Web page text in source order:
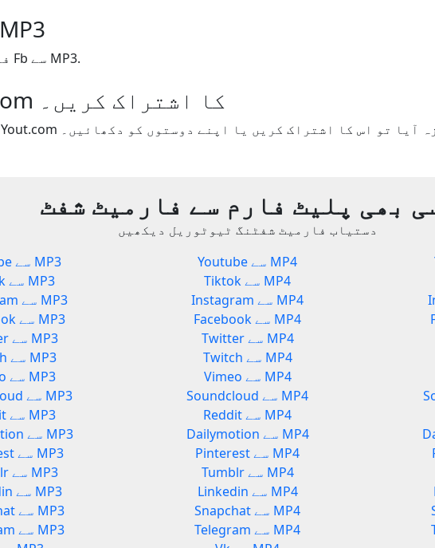
Fb سے MP3
فارمیٹ شفٹ Fb سے MP3.
Yout.com کا اشتراک کریں۔
بھی پلیٹ فارم سے فارمیٹ شفٹ
دستیاب فارمیٹ شفٹنگ ٹیوٹوریل دیکھیں
Youtube سے MP3
Tiktok سے MP3
Instagram سے MP3
Facebook سے MP3
Twitter سے MP3
Twitch سے MP3
Vimeo سے MP3
Soundcloud سے MP3
Reddit سے MP3
Dailymotion سے MP3
Pinterest سے MP3
Tumblr سے MP3
Linkedin سے MP3
Snapchat سے MP3
Telegram سے MP3
Youtube سے MP4
Tiktok سے MP4
Instagram سے MP4
Facebook سے MP4
Twitter سے MP4
Twitch سے MP4
Vimeo سے MP4
Soundcloud سے MP4
Reddit سے MP4
Dailymotion سے MP4
Pinterest سے MP4
Tumblr سے MP4
Linkedin سے MP4
Snapchat سے MP4
Telegram سے MP4